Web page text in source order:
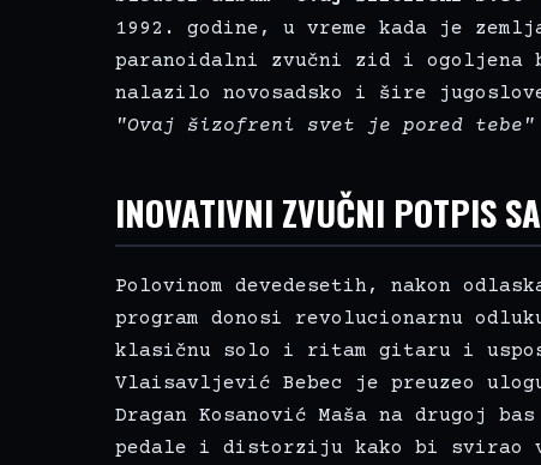
1992. godine, u vreme kada je
paranoidalni zvučni zid i ogoljena
nalazilo novosadsko i šire
"Ovaj šizofreni svet je pored tebe"
INOVATIVNI ZVUČNI POTPIS
Polovinom devedesetih, nakon
program donosi revolucionarnu
klasičnu solo i ritam gitaru i
Vlaisavljević Bebec je preuzeo
Dragan Kosanović Maša na drugoj
pedale i distorziju kako bi svirao